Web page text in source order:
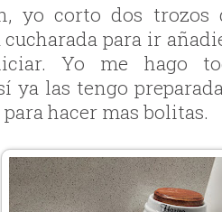
yo corto dos
para ir
Yo me hago
ya las tengo
hacer mas bolitas.